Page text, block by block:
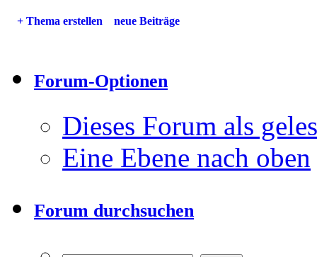
+ Thema erstellen neue Beiträge
Forum-Optionen
Dieses Forum als
Eine Ebene nach oben
Forum durchsuchen